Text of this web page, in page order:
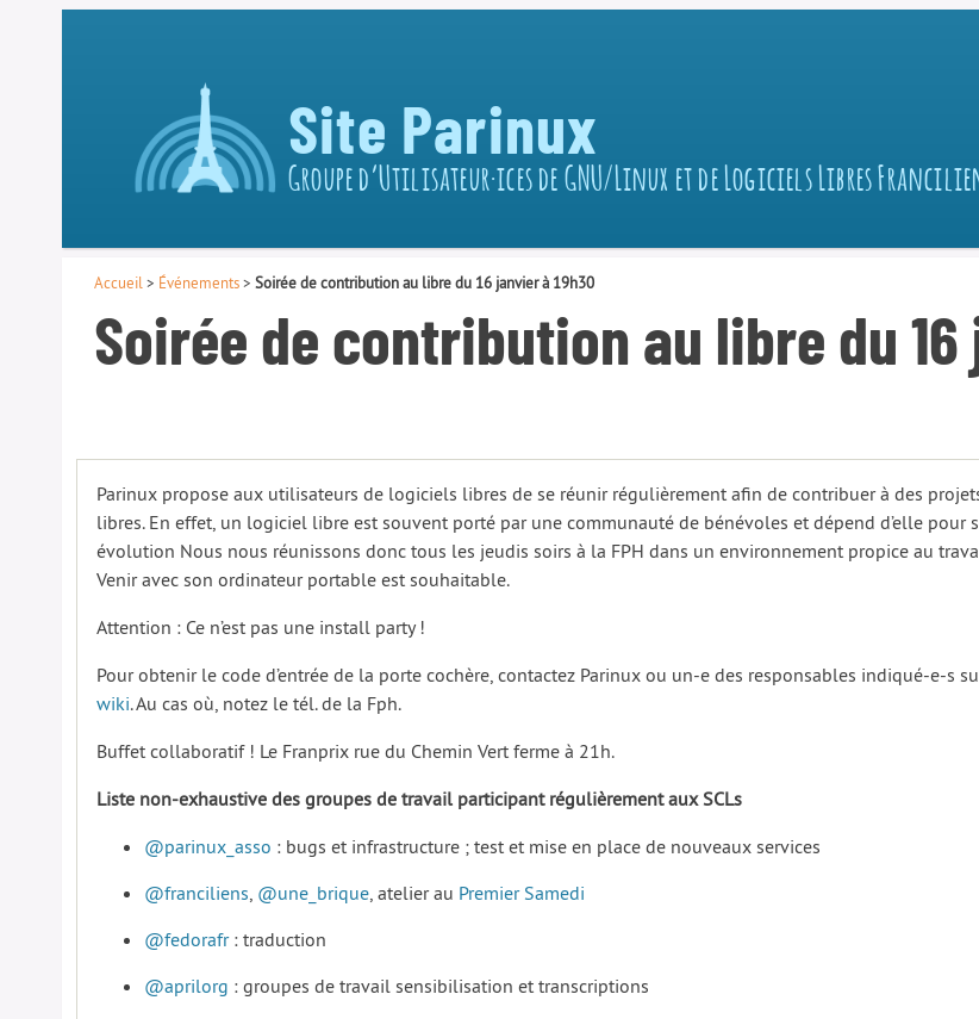
Site Parinux
Groupe d’Utilisateur·ices de GNU/Linux et de Logiciels Libres
Accueil > Événements> Soirée de contribution au libre du 16 janvier à 19h30
Soirée de contribution au libre du 16
Parinux propose aux utilisateurs de logiciels libres de se réunir régulièrement afin de contribuer à des
libres. En effet, un logiciel libre est souvent porté par une communauté de bénévoles et dépend d’elle pour
évolution Nous nous réunissons donc tous les jeudis soirs à la FPH dans un environnement propice au
Venir avec son ordinateur portable est souhaitable.
Attention : Ce n’est pas une install party !
Pour obtenir le code d’entrée de la porte cochère, contactez Parinux ou un-e des responsables indiqué-e-s
wiki. Au cas où, notez le tél. de la Fph.
Buffet collaboratif ! Le Franprix rue du Chemin Vert ferme à 21h.
Liste non-exhaustive des groupes de travail participant régulièrement aux SCLs
@parinux_asso : bugs et infrastructure ; test et mise en place de nouveaux services
@franciliens, @une_brique, atelier au Premier Samedi
@fedorafr: traduction
@aprilorg : groupes de travail sensibilisation et transcriptions